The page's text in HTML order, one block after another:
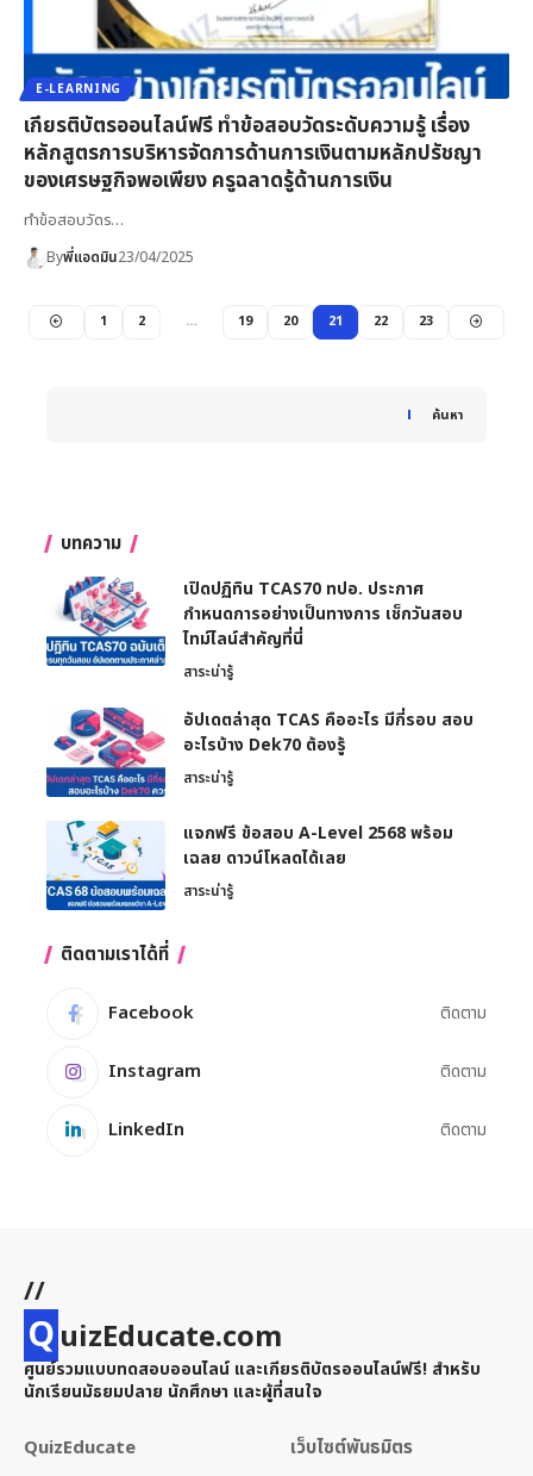
E-LEARNING
เกียรติบัตรออนไลน์ฟรี ทำข้อสอบวัดระดับความรู้ เรื่อง
หลักสูตรการบริหารจัดการด้านการเงินตามหลักปรัชญา
ของเศรษฐกิจพอเพียง ครูฉลาดรู้ด้านการเงิน
ทำข้อสอบวัดร…
Byพี่แอดมิน23/04/2025
1 2 … 19 20 21 22 23
ค้นหา
When autocomplete results are available use up and
บทความ
เปิดปฏิทิน TCAS70 ทปอ. ประกาศ
กำหนดการอย่างเป็นทางการ เช็กวันสอบ
ไทม์ไลน์สำคัญที่นี่
สาระน่ารู้
อัปเดตล่าสุด TCAS คืออะไร มีกี่รอบ สอบ
อะไรบ้าง Dek70 ต้องรู้
สาระน่ารู้
แจกฟรี ข้อสอบ A-Level 2568 พร้อม
เฉลย ดาวน์โหลดได้เลย
สาระน่ารู้
ติดตามเราได้ที่
Facebook ติดตาม
Instagram ติดตาม
LinkedIn ติดตาม
//
QuizEducate.com
ศูนย์รวมแบบทดสอบออนไลน์ และเกียรติบัตรออนไลน์ฟรี! สำหรับ
นักเรียนมัธยมปลาย นักศึกษา และผู้ที่สนใจ
QuizEducate เว็บไซต์พันธมิตร